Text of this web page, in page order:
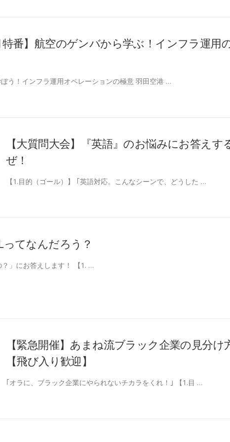
特番】航空のゲンバから学ぶ！インフラ運用
う！インフラ運用オペレーションの極意 羽田空港 …
【大質問大会】『英語』のお悩みにお答えす
ぜ！
【1.目的（ゴール）】 ｢英語対応。こんなシーンで、どうした …
ってなんだろう？
」にお答えします！ 【1. …
【緊急開催】あまね流ブラック企業の見分け
【飛び入り歓迎】
｢オラに、ブラック企業にやられないチカラをくれ！｣ 【1.目 …